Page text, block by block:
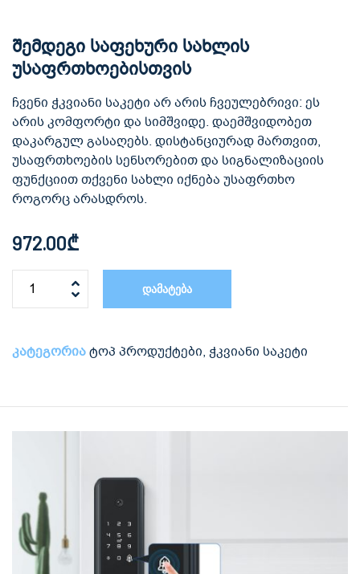
შემდეგი საფეხური სახლის
უსაფრთხოებისთვის
ჩვენი ჭკვიანი საკეტი არ არის ჩვეულებრივი: ეს
არის კომფორტი და სიმშვიდე. დაემშვიდობეთ
დაკარგულ გასაღებს. დისტანციურად მართვით,
უსაფრთხოების სენსორებით და სიგნალიზაციის
ფუნქციით თქვენი სახლი იქნება უსაფრთხო
როგორც არასდროს.
972.00₾
დამატება
კატეგორიატოპ პროდუქტები, ჭკვიანი საკეტი